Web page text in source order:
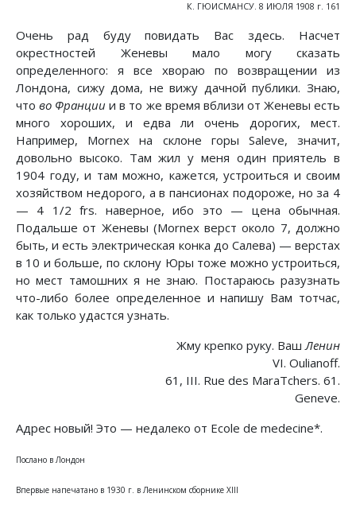
К. ГЮИСМАНСУ. 8 ИЮЛЯ 1908 г. 161
Очень рад буду повидать Вас здесь. Насчет
окрестностей Женевы мало могу сказать
определенного: я все хвораю по возвращении из
Лондона, сижу дома, не вижу дачной публики. Знаю,
чтово Франции и в то же время вблизи от Женевы есть
много хороших, и едва ли очень дорогих, мест.
Например, Моrnех на склоне горы Saleve, значит,
довольно высоко. Там жил у меня один приятель в
1904 году, и там можно, кажется, устроиться и своим
хозяйством недорого, а в пансионах подороже, но за 4
— 4 1/2 frs. наверное, ибо это — цена обычная.
Подальше от Женевы (Моrnех верст около 7, должно
быть, и есть электрическая конка до Салева) — верстах
в 10 и больше, по склону Юры тоже можно устроиться,
но мест тамошних я не знаю. Постараюсь разузнать
что-либо более определенное и напишу Вам тотчас,
как только удастся узнать.
Жму крепко руку. ВашЛенин
VI. Oulianoff.
61, III. Rue des MaraTchers. 61.
Geneve.
Адрес новый! Это — недалеко от Ecole de medecine*.
Послано в Лондон
Впервые напечатано в 1930 г. в Ленинском сборнике XIII